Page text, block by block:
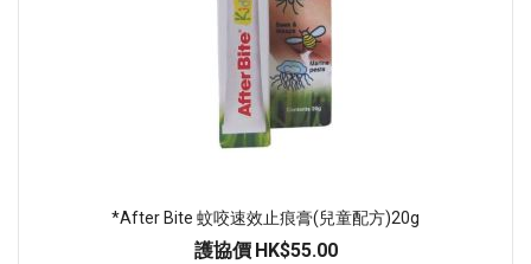
*After Bite 蚊咬速效止痕膏(兒童配方)20g
護協價 HK$55.00